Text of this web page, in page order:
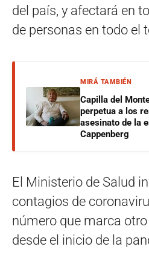
del país, y afectará en
de personas en todo el
MIRÁ TAMBIÉN
Capilla del
perpetua a los
asesinato de la
Cappenberg
El Ministerio de Salud
contagios de
número que marca
desde el inicio de la